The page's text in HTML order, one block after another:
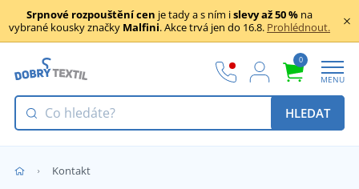
Srpnové rozpouštění cen je tady a s ním islevy až 50 % na
vybrané kousky značky Malfini. Akce trvá jen do 16.8. Prohlédnout.
0
MENU
HLEDAT
Kontakt